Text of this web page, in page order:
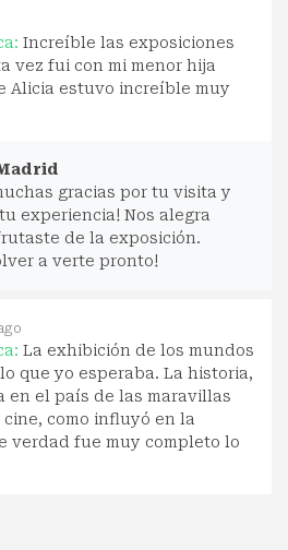
Increíble las exposiciones
vez fui con mi menor hija
Alicia estuvo increíble muy
gracias por tu visita y
experiencia! Nos alegra
de la exposición.
a verte pronto!
La exhibición de los mundos
que yo esperaba. La historia,
en el país de las maravillas
como influyó en la
verdad fue muy completo lo